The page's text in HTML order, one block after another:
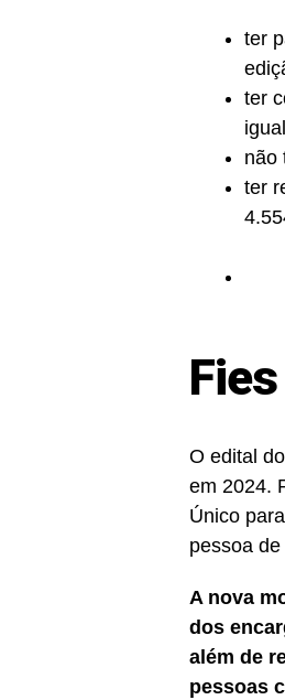
ter
ter
não
ter
O edital
em 2024.
Único
pessoa
A nova
dos
além de
pessoas